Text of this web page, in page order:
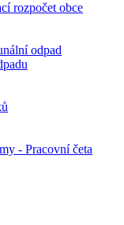
rozpočet obce
odpad
- Pracovní četa